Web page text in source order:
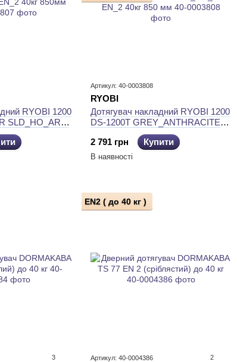
RYOBI 1200
SLD_HO_ARM
Артикул: 40-0003808
RYOBI
Дотягувач накладний RYOBI 1200
DS-1200T GREY_ANTHRACITE
SLD_HO_ARM EN_2 40кг 850 мм
2 791 грн
Купити
В наявності
3
EN2 ( до 40 кг )
Артикул: 40-0004386 2